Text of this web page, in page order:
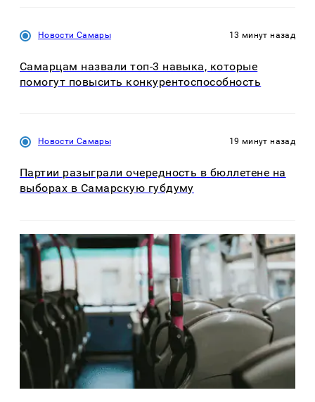
Новости Самары 13 минут назад
Самарцам назвали топ-3 навыка, которые
помогут повысить конкурентоспособность
Новости Самары 19 минут назад
Партии разыграли очередность в бюллетене на
выборах в Самарскую губдуму